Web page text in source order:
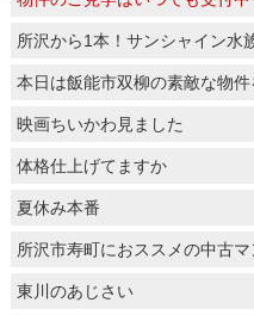
所沢から1本！サンシャイン水
本日は飯能市双柳の素敵な物件
映画ちいかわ見ました
体格仕上げてますか
夏休み本番
所沢市寿町におススメの中古マ
東川のあじさい